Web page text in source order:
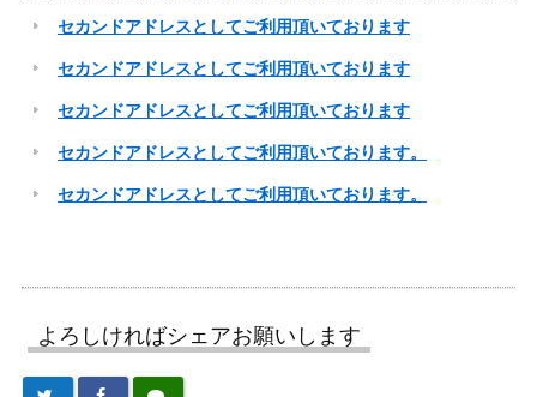
セカンドアドレスとしてご利用頂いております
セカンドアドレスとしてご利用頂いております
セカンドアドレスとしてご利用頂いております
セカンドアドレスとしてご利用頂いております。
セカンドアドレスとしてご利用頂いております。
よろしければシェアお願いします